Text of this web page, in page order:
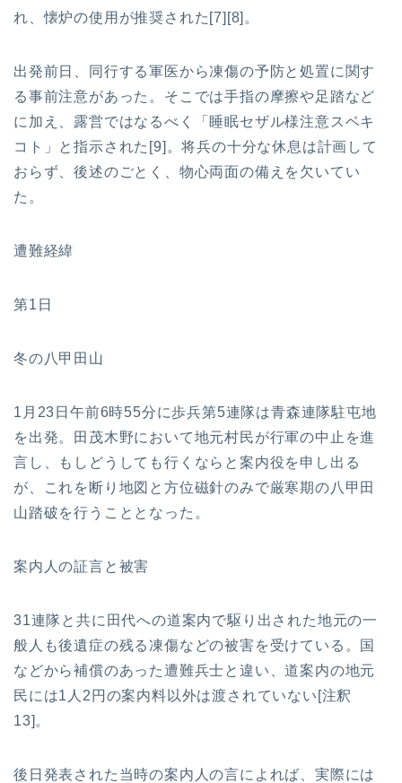
れ、懐炉の使用が推奨された[7][8]。
出発前日、同行する軍医から凍傷の予防と処置に関す
る事前注意があった。そこでは手指の摩擦や足踏など
に加え、露営ではなるべく「睡眠セザル様注意スベキ
コト」と指示された[9]。将兵の十分な休息は計画して
おらず、後述のごとく、物心両面の備えを欠いてい
た。
遭難経緯
第1日
冬の八甲田山
1月23日午前6時55分に歩兵第5連隊は青森連隊駐屯地
を出発。田茂木野において地元村民が行軍の中止を進
言し、もしどうしても行くならと案内役を申し出る
が、これを断り地図と方位磁針のみで厳寒期の八甲田
山踏破を行うこととなった。
案内人の証言と被害
31連隊と共に田代への道案内で駆り出された地元の一
般人も後遺症の残る凍傷などの被害を受けている。国
などから補償のあった遭難兵士と違い、道案内の地元
民には1人2円の案内料以外は渡されていない[注釈
13]。
後日発表された当時の案内人の言によれば、実際には